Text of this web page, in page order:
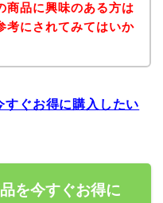
商品に興味のある方は
考にされてみてはいか
すぐお得に購入したい
を今すぐお得に